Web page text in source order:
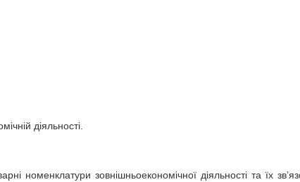
діяльності.
номенклатури зовнішньоекономічної діяльності та їх